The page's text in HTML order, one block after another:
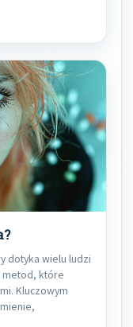
dotyka wielu ludzi
metod, które
Kluczowym